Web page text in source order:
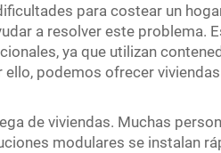
para costear un
a resolver este problema.
ya que utilizan
podemos ofrecer
de viviendas. Muchas
modulares se instalan